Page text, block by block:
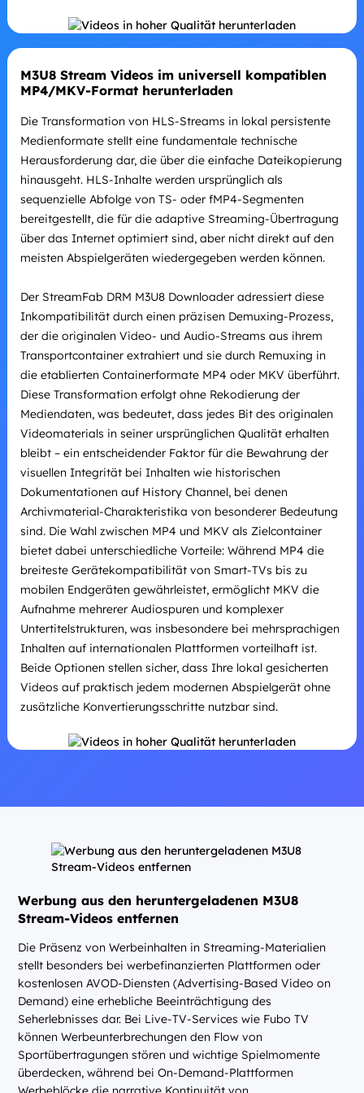
M3U8 Stream Videos im universell kompatiblen
MP4/MKV-Format herunterladen
Die Transformation von HLS-Streams in lokal persistente
Medienformate stellt eine fundamentale technische
Herausforderung dar, die über die einfache Dateikopierung
hinausgeht. HLS-Inhalte werden ursprünglich als
sequenzielle Abfolge von TS- oder fMP4-Segmenten
bereitgestellt, die für die adaptive Streaming-Übertragung
über das Internet optimiert sind, aber nicht direkt auf den
meisten Abspielgeräten wiedergegeben werden können.
Der StreamFab DRM M3U8 Downloader adressiert diese
Inkompatibilität durch einen präzisen Demuxing-Prozess,
der die originalen Video- und Audio-Streams aus ihrem
Transportcontainer extrahiert und sie durch Remuxing in
die etablierten Containerformate MP4 oder MKV überführt.
Diese Transformation erfolgt ohne Rekodierung der
Mediendaten, was bedeutet, dass jedes Bit des originalen
Videomaterials in seiner ursprünglichen Qualität erhalten
bleibt – ein entscheidender Faktor für die Bewahrung der
visuellen Integrität bei Inhalten wie historischen
Dokumentationen auf History Channel, bei denen
Archivmaterial-Charakteristika von besonderer Bedeutung
sind. Die Wahl zwischen MP4 und MKV als Zielcontainer
bietet dabei unterschiedliche Vorteile: Während MP4 die
breiteste Gerätekompatibilität von Smart-TVs bis zu
mobilen Endgeräten gewährleistet, ermöglicht MKV die
Aufnahme mehrerer Audiospuren und komplexer
Untertitelstrukturen, was insbesondere bei mehrsprachigen
Inhalten auf internationalen Plattformen vorteilhaft ist.
Beide Optionen stellen sicher, dass Ihre lokal gesicherten
Videos auf praktisch jedem modernen Abspielgerät ohne
zusätzliche Konvertierungsschritte nutzbar sind.
Werbung aus den heruntergeladenen M3U8
Stream-Videos entfernen
Die Präsenz von Werbeinhalten in Streaming-Materialien
stellt besonders bei werbefinanzierten Plattformen oder
kostenlosen AVOD-Diensten (Advertising-Based Video on
Demand) eine erhebliche Beeinträchtigung des
Seherlebnisses dar. Bei Live-TV-Services wie Fubo TV
können Werbeunterbrechungen den Flow von
Sportübertragungen stören und wichtige Spielmomente
überdecken, während bei On-Demand-Plattformen